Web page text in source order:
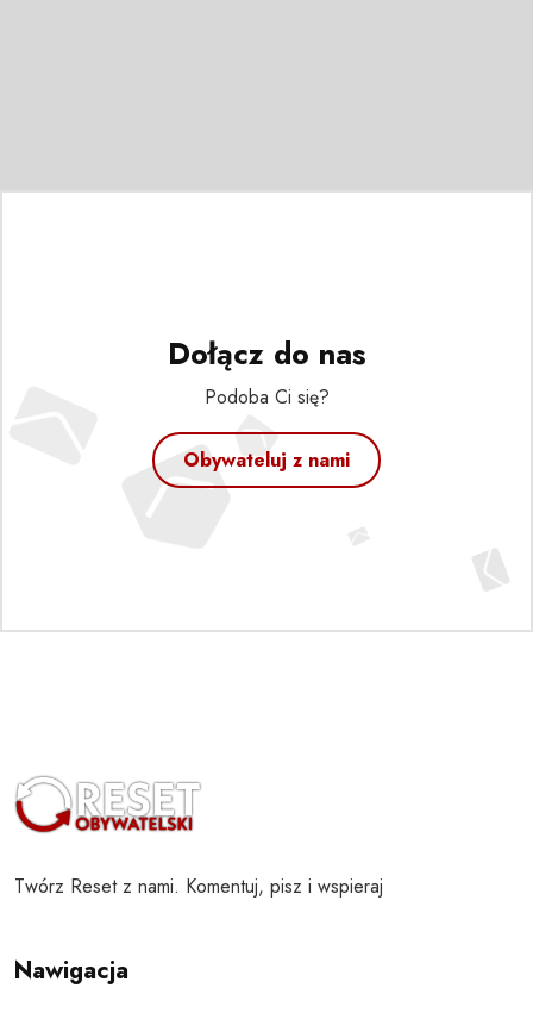
Dołącz do nas
Podoba Ci się?
Obywateluj z nami
Twórz Reset z nami. Komentuj, pisz i wspieraj
Nawigacja